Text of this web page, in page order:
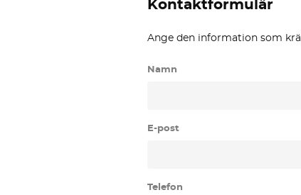
Kontaktformulär
Ange den information som
Namn
E-post
Telefon